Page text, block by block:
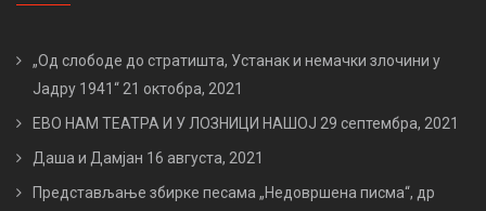
„Од слободе до стратишта, Устанак и немачки злочини у
Јадру 1941“ 21 октобра, 2021
ЕВО НАМ ТЕАТРА И У ЛОЗНИЦИ НАШОЈ 29 септембра, 2021
Даша и Дамјан 16 августа, 2021
Представљање збирке песама „Недовршена писма“, др